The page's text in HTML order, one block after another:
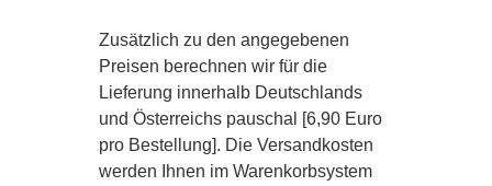
Zusätzlich zu den angegebenen
Preisen berechnen wir für die
Lieferung innerhalb Deutschlands
und Österreichs pauschal [6,90 Euro
pro Bestellung]. Die Versandkosten
werden Ihnen im Warenkorbsystem